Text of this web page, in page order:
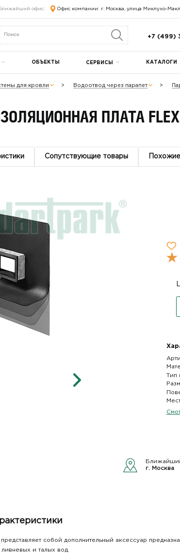
Ближайший офис: Офис компании: г. Москва, улица Миклухо-
+7 (499)
ОБЪЕКТЫ СЕРВИСЫ КАТАЛОГИ
для кровли Водоотвод через парапет
ПЛАТА FLEX
Сопутствующие товары
Тип
г. Москва
собой дополнительный аксессуар
и талых вод.